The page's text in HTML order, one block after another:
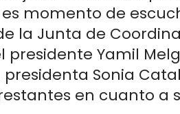
momento de
la Junta de
presidente Yamil
Sonia
en cuanto a